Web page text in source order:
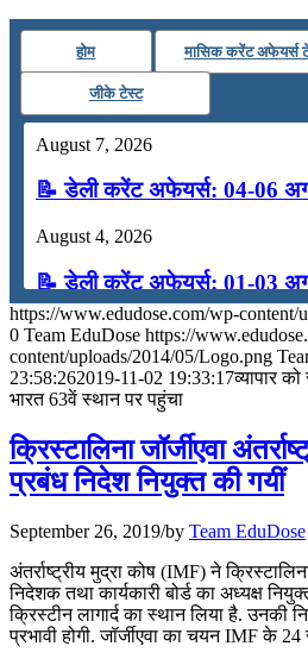
होम मासिक करेंट अफेयर्स
जीके टेस्ट
August 7, 2026
📝 डेली करेंट अफेयर्स: 04-06
August 4, 2026
📝 डेली करेंट अफेयर्स: 01-03
July 31, 2026
📝 डेली करेंट अफेयर्स: 28-31
📝 डेली करेंट अफेयर्स: 25-27
📝 डेली करेंट अफेयर्स: 22-24
July 22, 2026
📝 डेली करेंट अफेयर्स: 19-21
https://www.edudose.com/wp-content/
0 Team EduDose https://
content/uploads/2014/05/Logo.png
23:58:262019-11-02 19:33:17व्यापार
भारत 63वें स्थान पर पहुंचा
क्रिस्टालिना जॉर्जीएवा
प्रबंध निदेश नियुक्त की गयीं
September 26, 2019/by Team EduDose
अंतर्राष्ट्रीय मुद्रा कोष (IMF) ने
निदेशक तथा कार्यकारी बोर्ड का अध्यक्ष
क्रिस्टीन लागार्द का स्थान लिया है. उनकी
प्रभावी होगी. जॉर्जीएवा का चयन IMF के 24